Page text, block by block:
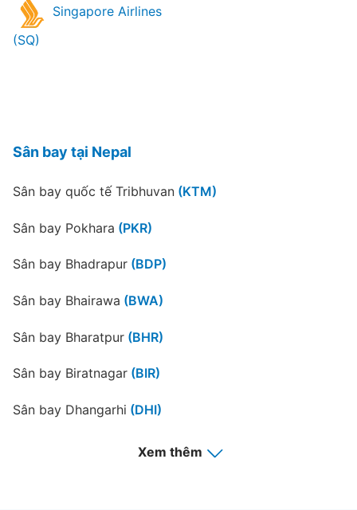
Singapore Airlines
(SQ)
Sân bay tại Nepal
Sân bay quốc tế Tribhuvan (KTM)
Sân bay Pokhara (PKR)
Sân bay Bhadrapur (BDP)
Sân bay Bhairawa (BWA)
Sân bay Bharatpur (BHR)
Sân bay Biratnagar (BIR)
Sân bay Dhangarhi (DHI)
Xem thêm